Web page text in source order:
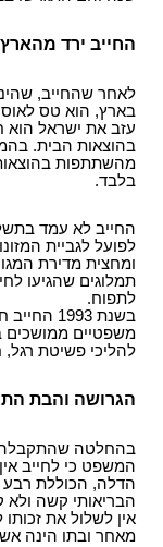
החייב ירד
לאחר שהחייב,
בארץ, הוא טס
עזב את ישראל הוא
בהוצאות הבית.
מהשתתפות
בלבד.
החייב לא עמד
לפועל לגביית
ומחצית מדירת
תמלוגים שהגיעו
לתפוח.
בשנת
משפטיים ממושכים
להליכי פשיטת
הגרושה והבת
המשפט כי לחייב
הדלה, הכוללת רבע
הבריאותי קשה ולא
אין לשלול את
מאחר ובתו הינה